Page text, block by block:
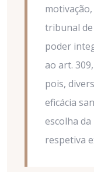
tribunal
poder
ao art.
pois,
eficácia
escolha
respetiva